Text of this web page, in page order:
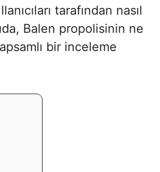
tarafından nasıl
Balen propolisinin ne
bir inceleme